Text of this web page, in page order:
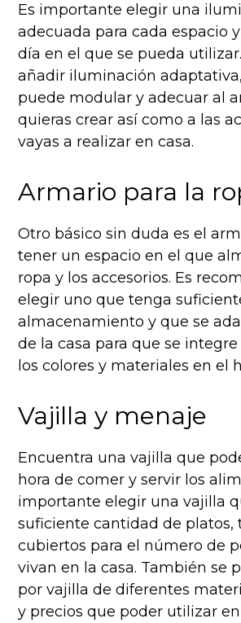
Es importante elegir una
adecuada para cada espacio
día en el que se pueda
añadir iluminación
puede modular y adecuar al
quieras crear así como a las
vayas a realizar en casa.
Armario para la
Otro básico sin duda es el
tener un espacio en el que
ropa y los accesorios. Es
elegir uno que tenga
almacenamiento y que se
de la casa para que se
los colores y materiales en el
Vajilla y menaje
Encuentra una vajilla que
hora de comer y servir los
importante elegir una vajilla
suficiente cantidad de platos,
cubiertos para el número de
vivan en la casa. También se
por vajilla de diferentes
y precios que poder utilizar